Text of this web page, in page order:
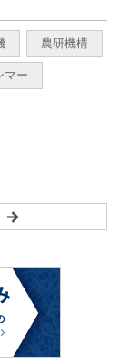
農研機構
マー